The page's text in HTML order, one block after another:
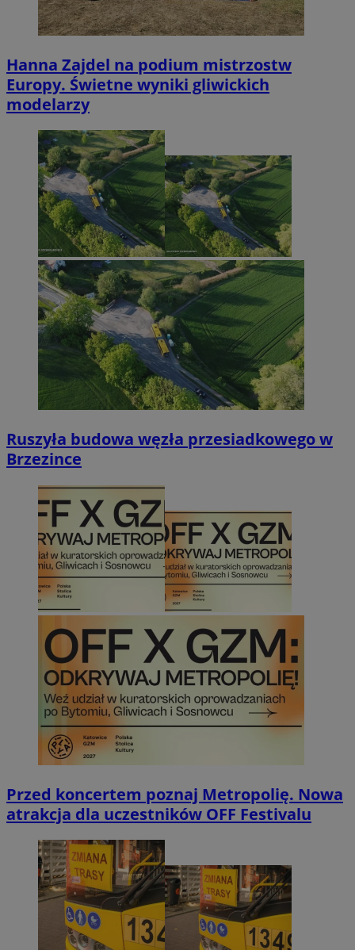
Hanna Zajdel na podium mistrzostw
Europy. Świetne wyniki gliwickich
modelarzy
Ruszyła budowa węzła przesiadkowego w
Brzezince
Przed koncertem poznaj Metropolię. Nowa
atrakcja dla uczestników OFF Festivalu